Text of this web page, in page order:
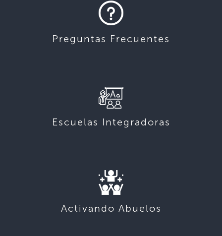
Preguntas Frecuentes
Escuelas Integradoras
Activando Abuelos